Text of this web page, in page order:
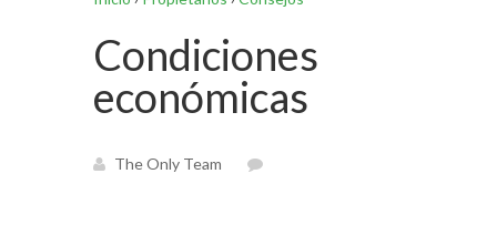
Condiciones
económicas
The Only Team